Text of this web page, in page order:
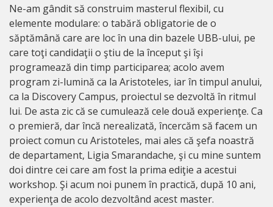
Ne-am gândit să construim masterul flexibil, cu
elemente modulare: o tabără obligatorie de o
săptămână care are loc în una din bazele UBB-ului, pe
care toţi candidaţii o ştiu de la început şi îşi
programează din timp participarea; acolo avem
program zi-lumină ca la Aristoteles, iar în timpul anului,
ca la Discovery Campus, proiectul se dezvoltă în ritmul
lui. De asta zic că se cumulează cele două experienţe. Ca
o premieră, dar încă nerealizată, încercăm să facem un
proiect comun cu Aristoteles, mai ales că şefa noastră
de departament, Ligia Smarandache, şi cu mine suntem
doi dintre cei care am fost la prima ediţie a acestui
workshop. Şi acum noi punem în practică, după 10 ani,
experienţa de acolo dezvoltând acest master.